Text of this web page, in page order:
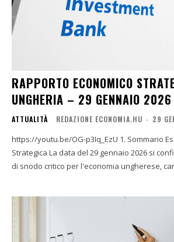
RAPPORTO ECONOMICO
UNGHERIA – 29 GENNAIO 2026
ATTUALITÀ REDAZIONE ECONOMIA.HU - 29
https://youtu.be/OG-p3Iq_EzU 1. Sommario Esecutivo e Sintesi
Strategica La data del 29 gennaio 2026 si configura come un punto
di snodo critico per l'economia ungherese,